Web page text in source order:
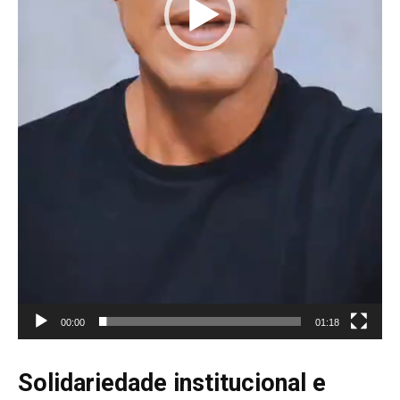
00:00 01:18
Solidariedade institucional e